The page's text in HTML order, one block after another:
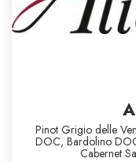
Pinot Grigio delle
DOC, Bardolino
Cabernet